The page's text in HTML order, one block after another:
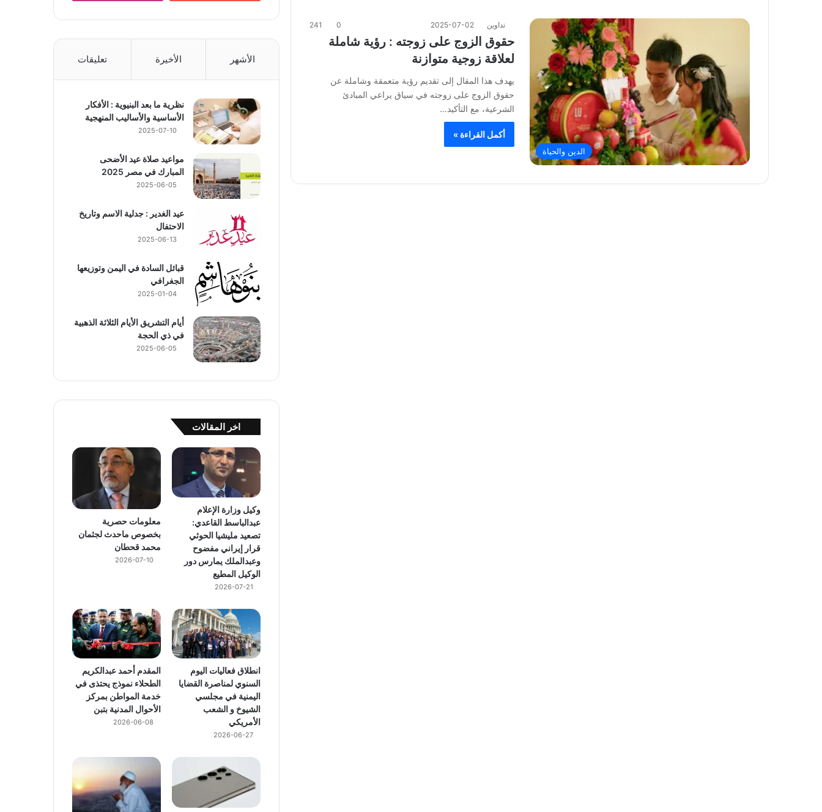
الدين والحياة
تداوين 2025-07-02
0
241
حقوق الزوج على زوجته : رؤية شاملة
لعلاقة زوجية متوازنة
يهدف هذا المقال إلى تقديم رؤية متعمقة وشاملة عن
حقوق الزوج على زوجته في سياق يراعي المبادئ
الشرعية، مع التأكيد…
أكمل القراءة »
الأشهر الأخيرة تعليقات
نظرية ما بعد البنيوية : الأفكار
الأساسية والأساليب المنهجية
2025-07-10
مواعيد صلاة عيد الأضحى
المبارك في مصر 2025
2025-06-05
عيد الغدير : جدلية الاسم وتاريخ
الاحتفال
2025-06-13
قبائل السادة في اليمن وتوزيعها
الجغرافي
2025-01-04
أيام التشريق الأيام الثلاثة الذهبية
في ذي الحجة
2025-06-05
اخر المقالات
وكيل وزارة الإعلام
عبدالباسط القاعدي:
تصعيد مليشيا الحوثي
قرار إيراني مفضوح
وعبدالملك يمارس دور
الوكيل المطيع
2026-07-21
معلومات حصرية
بخصوص ماحدث لجثمان
محمد قحطان
2026-07-10
انطلاق فعاليات اليوم
السنوي لمناصرة القضايا
اليمنية في مجلسي
الشيوخ و الشعب
الأمريكي
2026-06-27
المقدم أحمد عبدالكريم
الطحلاء نموذج يحتذى في
خدمة المواطن بمركز
الأحوال المدنية بتبن
2026-06-08